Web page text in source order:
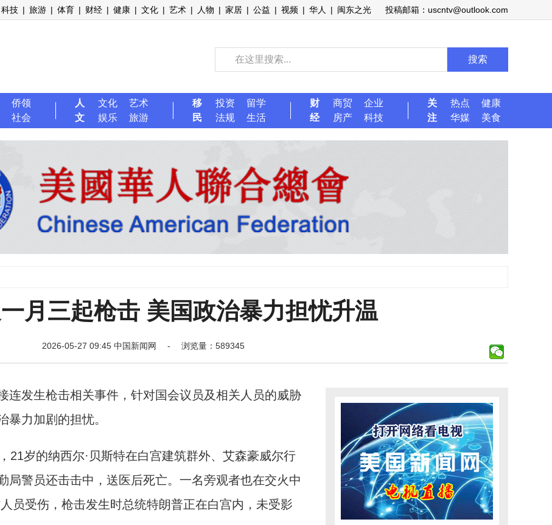
科技 | 旅游 | 体育 | 财经 | 健康 | 文化 | 艺术 | 人物 | 家居 | 公益 | 视频 | 华人 | 闽东之光 投稿邮箱：uscntv@outlook.com
搜索
侨领
社会
人
文
文化
艺术
娱乐
旅游
移
民
投资
留学
法规
生活
财
经
商贸
企业
房产
科技
关
注
热点
健康
华媒
美食
月三起枪击 美国政治暴力担忧升温
2026-05-27 09:45 中国新闻网 - 浏览量：589345
发生枪击相关事件，针对国会议员及相关人员的威胁
力加剧的担忧。
岁的纳西尔·贝斯特在白宫建筑群外、艾森豪威尔行
局警员还击击中，送医后死亡。一名旁观者也在交火中
员受伤，枪击发生时总统特朗普正在白宫内，未受影